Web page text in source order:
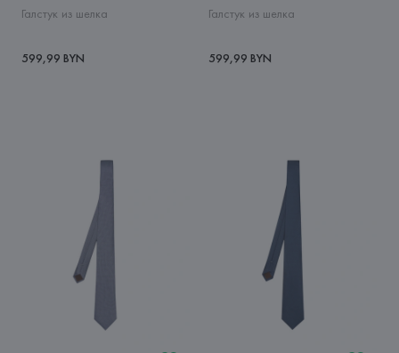
Галстук из шелка
599,99 BYN
Галстук из шелка
599,99 BYN